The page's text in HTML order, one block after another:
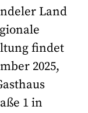
Land
findet
2025,
1 in